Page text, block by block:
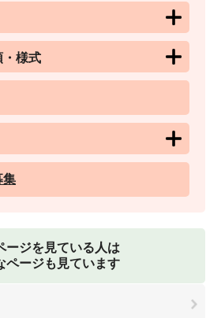
・様式
集
ージを見ている人は
ページも見ています